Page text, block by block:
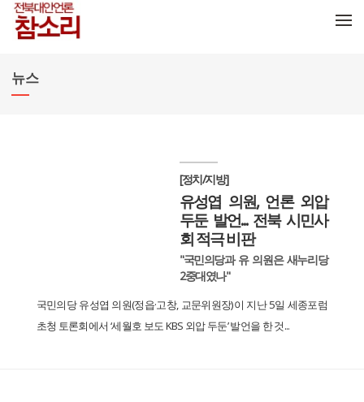
뉴스
[정치/지방]
유성엽 의원, 언론 외압
두둔 발언... 전북 시민사
회 적극 비판
"국민의당과 유 의원은 새누리당
2중대였나"
국민의당 유성엽 의원(정읍·고창, 교문위원장)이 지난 5일 세종포럼
초청 토론회에서 ‘세월호 보도 KBS 외압 두둔’ 발언을 한 것...